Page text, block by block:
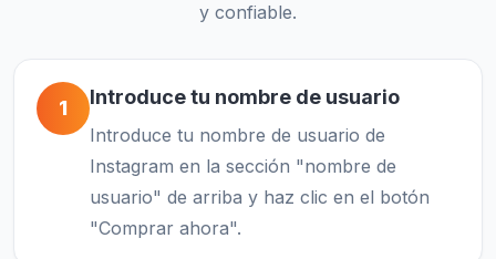
y confiable.
1 Introduce tu nombre de usuario
Introduce tu nombre de usuario de
Instagram en la sección "nombre de
usuario" de arriba y haz clic en el botón
"Comprar ahora".